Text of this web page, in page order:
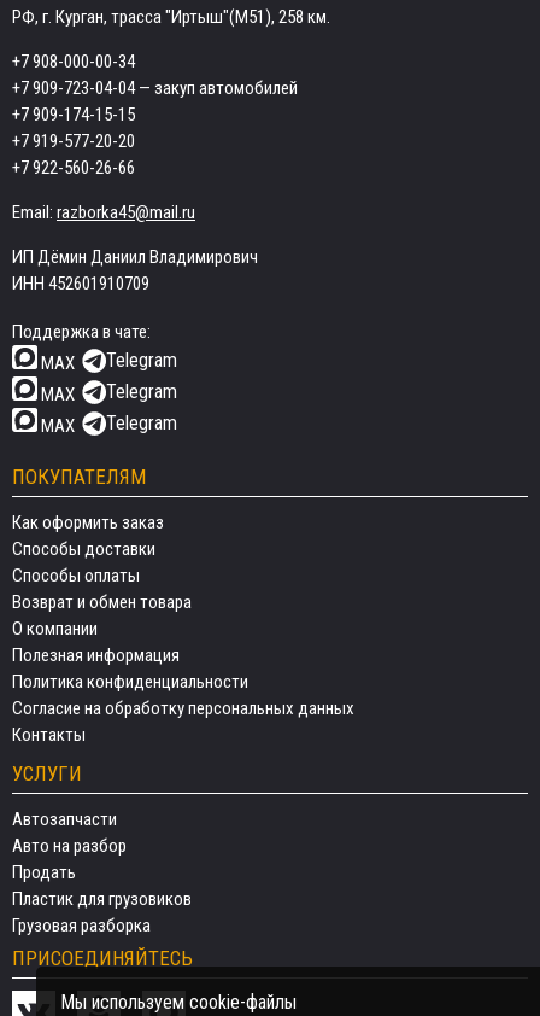
РФ, г. Курган, трасса "Иртыш"(М51), 258 км.
+7 908-000-00-34
+7 909-723-04-04— закуп автомобилей
+7 909-174-15-15
+7 919-577-20-20
+7 922-560-26-66
Email: razborka45@mail.ru
ИП Дёмин Даниил Владимирович
ИНН 452601910709
Поддержка в чате:
MAX
Telegram
MAX Telegram
MAX Telegram
ПОКУПАТЕЛЯМ
Как оформить заказ
Способы доставки
Способы оплаты
Возврат и обмен товара
О компании
Полезная информация
Политика конфиденциальности
Согласие на обработку персональных данных
Контакты
УСЛУГИ
Автозапчасти
Авто на разбор
Продать
Пластик для грузовиков
Грузовая разборка
ПРИСОЕДИНЯЙТЕСЬ
Мы используем cookie-файлы